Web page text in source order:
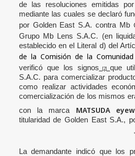
de las resoluciones emitidas
mediante las cuales se declaró
por Golden East S.A. contra Mb
Grupo Mb Lens S.A.C. (en
establecido en el Literal d) del
de la Comisión de la Comunidad
verificó que los signos
[2] que
S.A.C. para comercializar
como realizar actividades
comercialización de los mismos
con la marca MATSUDA
titularidad de Golden East S.A.,
La demandante indicó que los